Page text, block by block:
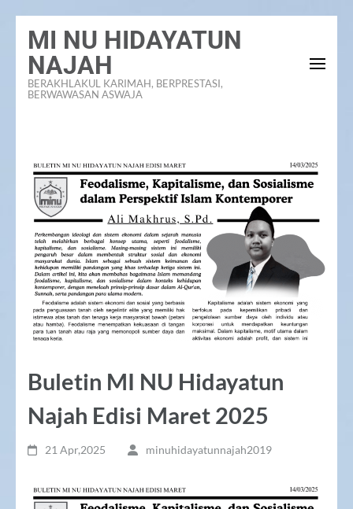
konten
(Tekan
MI NU HIDAYATUN
NAJAH
BERAKHLAKUL KARIMAH, BERPRESTASI,
BERWAWASAN ASWAJA
Buletin MI NU Hidayatun
Najah Edisi Maret 2025
21 Apr,2025 minuhidayatunnajah2019